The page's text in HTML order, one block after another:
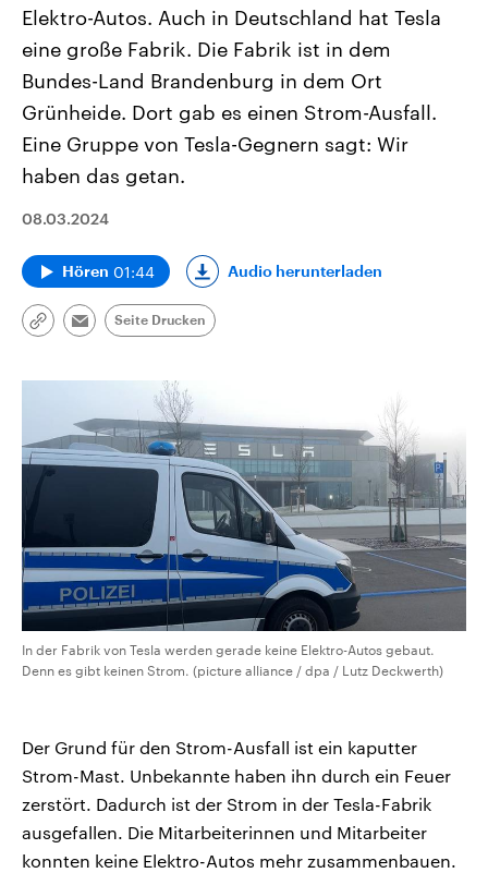
Elektro-Autos. Auch in Deutschland hat Tesla
eine große Fabrik. Die Fabrik ist in dem
Bundes-Land Brandenburg in dem Ort
Grünheide. Dort gab es einen Strom-Ausfall.
Eine Gruppe von Tesla-Gegnern sagt: Wir
haben das getan.
08.03.2024
Hören 01:44 Audio herunterladen
Link
Email
Seite Drucken
In der Fabrik von Tesla werden gerade keine Elektro-Autos gebaut.
Denn es gibt keinen Strom. (picture alliance / dpa / Lutz Deckwerth)
Der Grund für den Strom-Ausfall ist ein kaputter
Strom-Mast. Unbekannte haben ihn durch ein Feuer
zerstört. Dadurch ist der Strom in der Tesla-Fabrik
ausgefallen. Die Mitarbeiterinnen und Mitarbeiter
konnten keine Elektro-Autos mehr zusammenbauen.